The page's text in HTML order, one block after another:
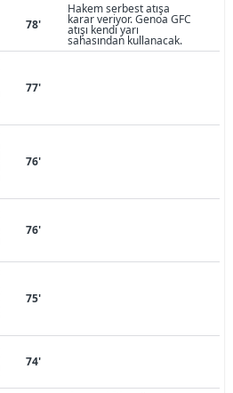
78'
Hakem serbest atışa
karar veriyor. Genoa GFC
atışı kendi yarı
sahasından kullanacak.
77'
76'
76'
75'
74'